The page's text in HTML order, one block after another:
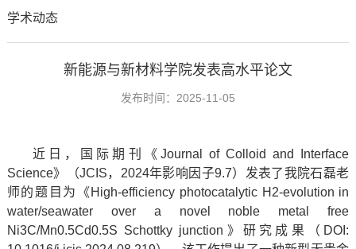
学术动态
新能源与新材料学院发表高水平论文
发布时间：2025-11-05
近日，国际期刊《Journal of Colloid and Interface
Science》（JCIS，2024年影响因子9.7）发表了我院石磊老
师的题目为《High-efficiency photocatalytic H2-evolution in
water/seawater over a novel noble metal free
Ni3C/Mn0.5Cd0.5S Schottky junction》研究成果（DOI: